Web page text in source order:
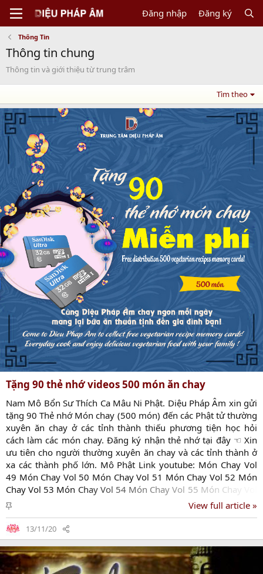
Đăng nhập Đăng ký
Thông Tin
Thông tin chung
Thông tin và giới thiệu từ trung trâm
Tìm theo
Tặng 90 thẻ nhớ videos 500 món ăn chay
Nam Mô Bổn Sư Thích Ca Mâu Ni Phật. Diệu Pháp Âm xin gửi
tặng 90 Thẻ nhớ Món chay (500 món) đến các Phật tử thường
xuyên ăn chay ở các tỉnh thành thiếu phương tiện học hỏi
cách làm các món chay. Đăng ký nhận thẻ nhớ tại đây ☜ Xin
ưu tiên cho người thường xuyên ăn chay và các tỉnh thành ở
xa các thành phố lớn. Mô Phật Link youtube: Món Chay Vol
49 Món Chay Vol 50 Món Chay Vol 51 Món Chay Vol 52 Món
Chay Vol 53 Món Chay Vol 54 Món Chay Vol 55 Món Chay Vol
56 Món Chay Vol 57 Món Chay Vol 58 Món Chay Vol 59 Món
63 Món Chay Vol 64 Món Chay Vol 65 Món Chay Vol 66 Món
Chay Vol 67 Món Chay Vol 68 Món Chay Vol 69 Món Chay Vol
70 Món Chay Vol 71 Món Chay Vol 72 Món Chay Vol 73 Món
Chay...
C
h
ú
ý
View full article »
13/11/20